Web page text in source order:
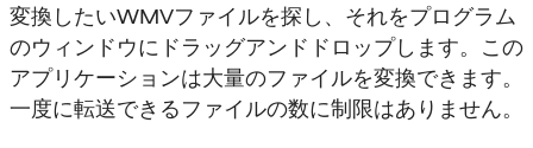
変換したいWMVファイルを探し、それをプログラム
のウィンドウにドラッグアンドドロップします。この
アプリケーションは大量のファイルを変換できます。
一度に転送できるファイルの数に制限はありません。